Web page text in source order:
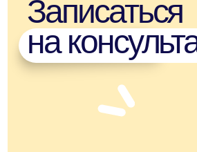
Английский
Языки
Испанский
Китайский
+7 929 340-14-99
Контакты
info@anecole.com
Написать в
Telegram
8 800 300-60-94